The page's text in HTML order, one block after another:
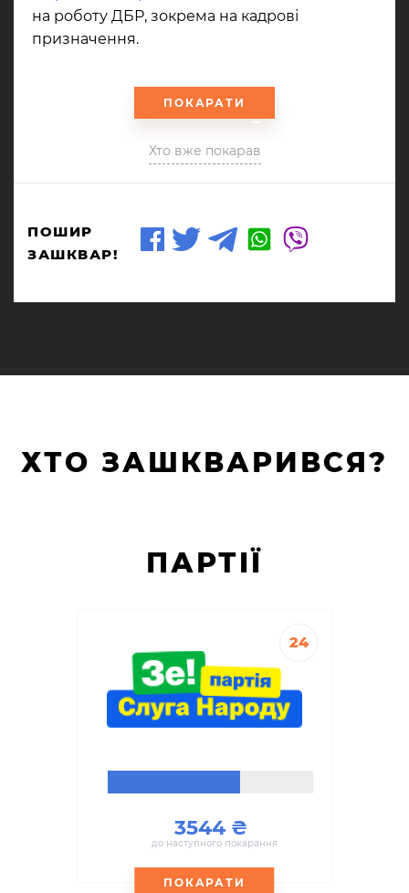
на роботу ДБР, зокрема на кадрові
призначення.
ПОКАРАТИ
Хто вже покарав
ПОШИР
ЗАШКВАР!
ХТО ЗАШКВАРИВСЯ?
ПАРТIЇ
24
3544
до наступного покарання
ПОКАРАТИ